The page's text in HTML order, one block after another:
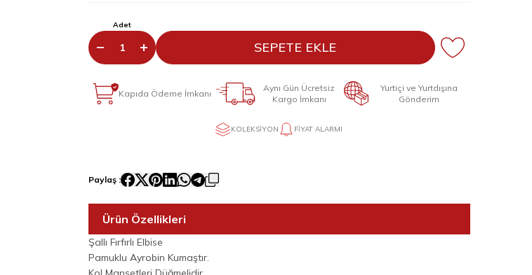
Adet
SEPETE EKLE
Kapıda Ödeme İmkanı
Aynı Gün Ücretsiz
Kargo İmkanı
Yurtiçi ve Yurtdışına
Gönderim
KOLEKSIYON FIYAT ALARMI
Paylaş :
Ürün Özellikleri
Şallı Fırfırlı Elbise
Pamuklu Ayrobin Kumaştır.